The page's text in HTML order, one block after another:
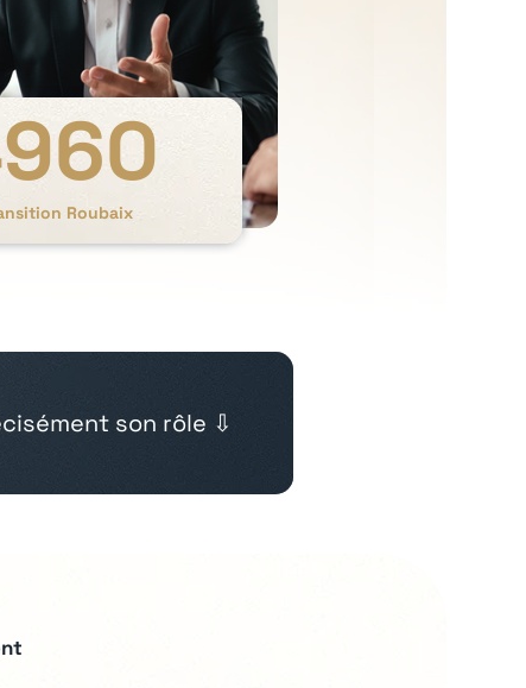
Roubaix
son rôle ⇩